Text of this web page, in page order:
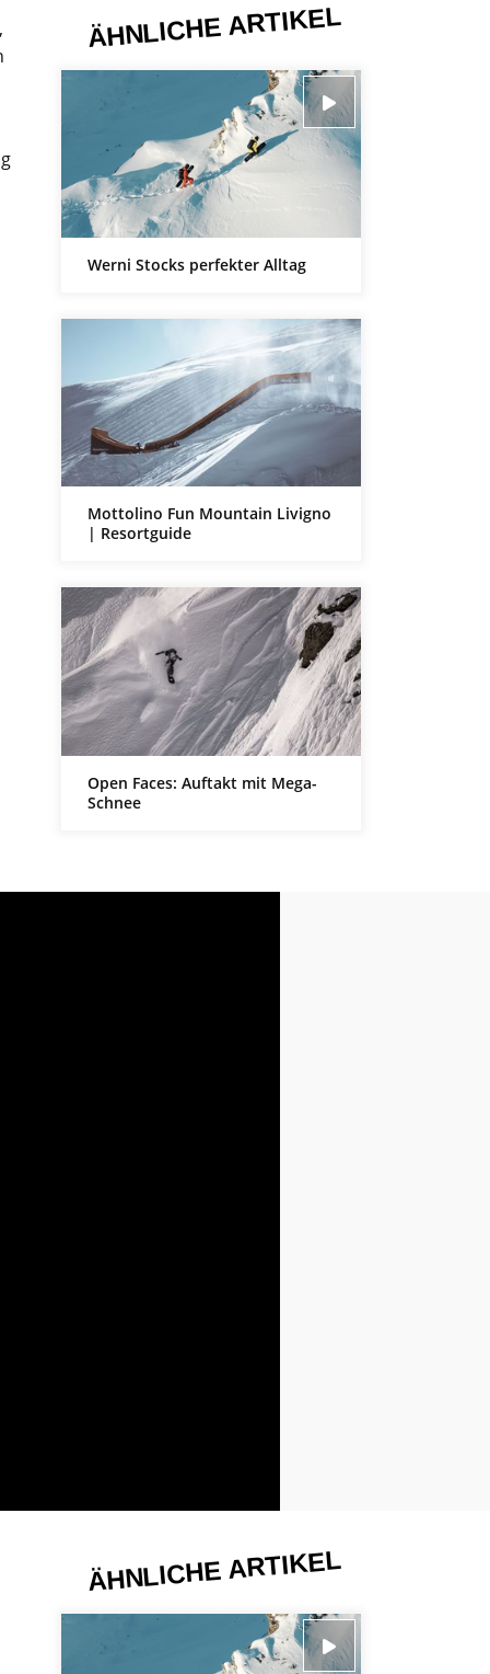
ÄHNLICHE ARTIKEL
Werni Stocks perfekter Alltag
Mottolino Fun Mountain Livigno
| Resortguide
Open Faces: Auftakt mit Mega-
Schnee
ÄHNLICHE ARTIKEL